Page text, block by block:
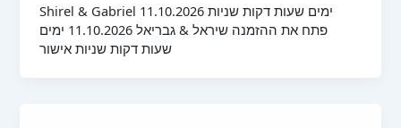
Shirel & Gabriel 11.10.2026 ימים שעות דקות שניות
פתח את ההזמנה שיראל & גבריאל 11.10.2026 ימים
שעות דקות שניות אישור